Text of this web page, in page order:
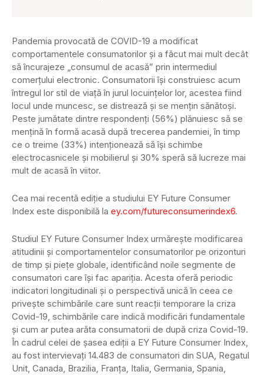
Pandemia provocată de COVID-19 a modificat
comportamentele consumatorilor și a făcut mai mult decât
să încurajeze „consumul de acasă” prin intermediul
comerțului electronic. Consumatorii își construiesc acum
întregul lor stil de viață în jurul locuințelor lor, acestea fiind
locul unde muncesc, se distrează și se mențin sănătoși.
Peste jumătate dintre respondenți (56%) plănuiesc să se
mențină în formă acasă după trecerea pandemiei, în timp
ce o treime (33%) intenționează să își schimbe
electrocasnicele și mobilierul și 30% speră să lucreze mai
mult de acasă în viitor.
Cea mai recentă ediție a studiului EY Future Consumer
Index este disponibilă la ey.com/futureconsumerindex6.
Studiul EY Future Consumer Index urmărește modificarea
atitudinii și comportamentelor consumatorilor pe orizonturi
de timp și piețe globale, identificând noile segmente de
consumatori care își fac apariția. Acesta oferă periodic
indicatori longitudinali și o perspectivă unică în ceea ce
privește schimbările care sunt reacții temporare la criza
Covid-19, schimbările care indică modificări fundamentale
și cum ar putea arăta consumatorii de după criza Covid-19.
În cadrul celei de șasea ediții a EY Future Consumer Index,
au fost intervievați 14.483 de consumatori din SUA, Regatul
Unit, Canada, Brazilia, Franța, Italia, Germania, Spania,